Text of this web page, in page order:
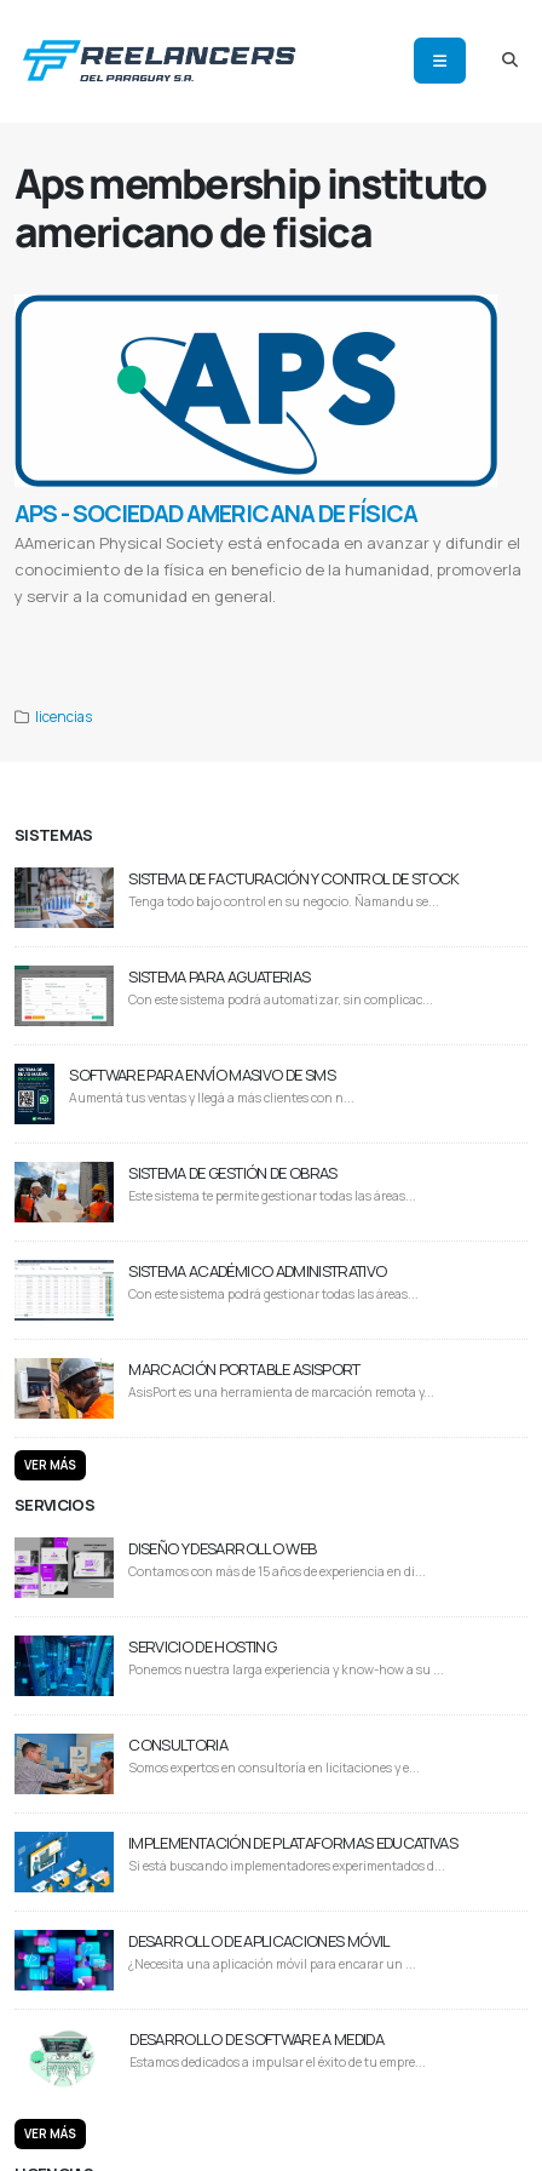
Aps membership instituto
americano de fisica
APS - SOCIEDAD AMERICANA DE FÍSICA
AAmerican Physical Society está enfocada en avanzar y difundir el
conocimiento de la física en beneficio de la humanidad, promoverla
y servir a la comunidad en general.
licencias
SISTEMAS
SISTEMA DE FACTURACIÓN Y CONTROL DE STOCK
Tenga todo bajo control en su negocio. Ñamandu se...
SISTEMA PARA AGUATERIAS
Con este sistema podrá automatizar, sin complicac...
SOFTWARE PARA ENVÍO MASIVO DE SMS
Aumentá tus ventas y llegá a más clientes con n...
SISTEMA DE GESTIÓN DE OBRAS
Este sistema te permite gestionar todas las áreas...
SISTEMA ACADÉMICO ADMINISTRATIVO
Con este sistema podrá gestionar todas las áreas...
MARCACIÓN PORTABLE ASISPORT
AsisPort es una herramienta de marcación remota y...
VER MÁS
SERVICIOS
DISEÑO Y DESARROLLO WEB
Contamos con más de 15 años de experiencia en di...
SERVICIO DE HOSTING
Ponemos nuestra larga experiencia y know-how a su ...
CONSULTORIA
Somos expertos en consultoría en licitaciones y e...
IMPLEMENTACIÓN DE PLATAFORMAS EDUCATIVAS
Si está buscando implementadores experimentados d...
DESARROLLO DE APLICACIONES MÓVIL
¿Necesita una aplicación móvil para encarar un ...
DESARROLLO DE SOFTWARE A MEDIDA
Estamos dedicados a impulsar el éxito de tu empre...
VER MÁS